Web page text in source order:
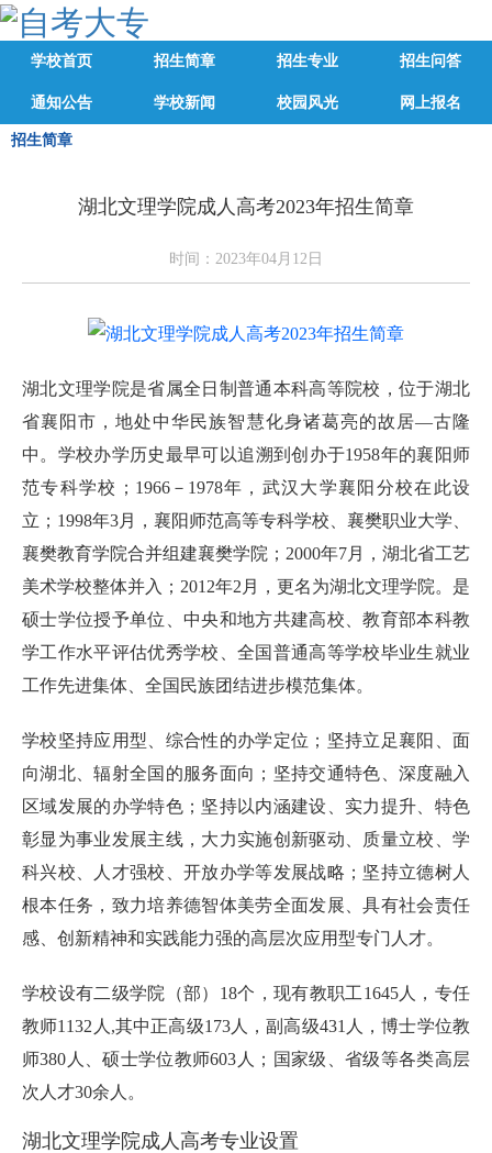
学校首页 招生简章 招生专业 招生问答
通知公告 学校新闻 校园风光 网上报名
招生简章
湖北文理学院成人高考2023年招生简章
时间：2023年04月12日
湖北文理学院是省属全日制普通本科高等院校，位于湖北
省襄阳市，地处中华民族智慧化身诸葛亮的故居—古隆
中。学校办学历史最早可以追溯到创办于1958年的襄阳师
范专科学校；1966－1978年，武汉大学襄阳分校在此设
立；1998年3月，襄阳师范高等专科学校、襄樊职业大学、
襄樊教育学院合并组建襄樊学院；2000年7月，湖北省工艺
美术学校整体并入；2012年2月，更名为湖北文理学院。是
硕士学位授予单位、中央和地方共建高校、教育部本科教
学工作水平评估优秀学校、全国普通高等学校毕业生就业
工作先进集体、全国民族团结进步模范集体。
学校坚持应用型、综合性的办学定位；坚持立足襄阳、面
向湖北、辐射全国的服务面向；坚持交通特色、深度融入
区域发展的办学特色；坚持以内涵建设、实力提升、特色
彰显为事业发展主线，大力实施创新驱动、质量立校、学
科兴校、人才强校、开放办学等发展战略；坚持立德树人
根本任务，致力培养德智体美劳全面发展、具有社会责任
感、创新精神和实践能力强的高层次应用型专门人才。
学校设有二级学院（部）18个，现有教职工1645人，专任
教师1132人,其中正高级173人，副高级431人，博士学位教
师380人、硕士学位教师603人；国家级、省级等各类高层
次人才30余人。
湖北文理学院成人高考专业设置